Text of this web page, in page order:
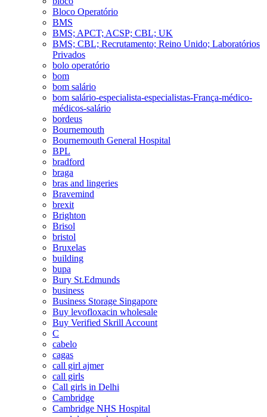
Bloco Operatório
BMS
BMS; APCT; ACSP; CBL; UK
BMS; CBL; Recrutamento; Reino Unido; Laboratórios
Privados
bolo operatório
bom
bom salário
bom salário-especialista-especialistas-França-médico-
médicos-salário
bordeus
Bournemouth
Bournemouth General Hospital
BPL
bradford
braga
bras and lingeries
Bravemind
brexit
Brighton
Brisol
bristol
Bruxelas
building
bupa
Bury St.Edmunds
business
Business Storage Singapore
Buy levofloxacin wholesale
Buy Verified Skrill Account
C
cabelo
cagas
call girl ajmer
call girls
Call girls in Delhi
Cambridge
Cambridge NHS Hospital